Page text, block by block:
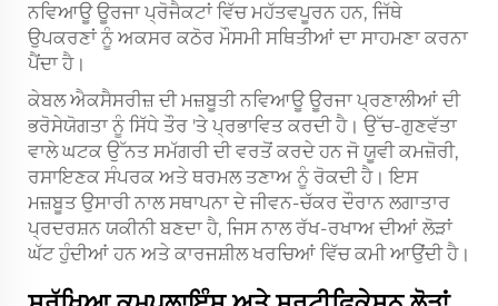
ਨਵਿਆਊ ਊਰਜਾ ਪ੍ਰੋਜੈਕਟਾਂ ਵਿੱਚ ਮਹੱਤਵਪੂਰਨ ਹਨ, ਜਿੱਥੇ
ਉਪਕਰਣਾਂ ਨੂੰ ਅਕਸਰ ਕਠੋਰ ਮੌਸਮੀ ਸਥਿਤੀਆਂ ਦਾ ਸਾਹਮਣਾ ਕਰਨਾ
ਪੈਂਦਾ ਹੈ।
ਕੇਬਲ ਐਕਸੈਸਰੀਜ਼ ਦੀ ਮਜ਼ਬੂਤੀ ਨਵਿਆਊ ਊਰਜਾ ਪ੍ਰਣਾਲੀਆਂ ਦੀ
ਭਰੋਸੇਯੋਗਤਾ ਨੂੰ ਸਿੱਧੇ ਤੌਰ 'ਤੇ ਪ੍ਰਭਾਵਿਤ ਕਰਦੀ ਹੈ। ਉੱਚ-ਗੁਣਵੱਤਾ
ਵਾਲੇ ਘਟਕ ਉੱਨਤ ਸਮੱਗਰੀ ਦੀ ਵਰਤੋਂ ਕਰਦੇ ਹਨ ਜੋ ਯੂਵੀ ਕਮਜ਼ੋਰੀ,
ਰਸਾਇਣਕ ਸੰਪਰਕ ਅਤੇ ਥਰਮਲ ਤਣਾਅ ਨੂੰ ਰੋਕਦੀ ਹੈ। ਇਸ
ਮਜ਼ਬੂਤ ਉਸਾਰੀ ਨਾਲ ਸਥਾਪਨਾ ਦੇ ਜੀਵਨ-ਚੱਕਰ ਦੌਰਾਨ ਲਗਾਤਾਰ
ਪ੍ਰਦਰਸ਼ਨ ਯਕੀਨੀ ਬਣਦਾ ਹੈ, ਜਿਸ ਨਾਲ ਰੱਖ-ਰਖਾਅ ਦੀਆਂ ਲੋੜਾਂ
ਘੱਟ ਹੁੰਦੀਆਂ ਹਨ ਅਤੇ ਕਾਰਜਸ਼ੀਲ ਖਰਚਿਆਂ ਵਿੱਚ ਕਮੀ ਆਉਂਦੀ ਹੈ।